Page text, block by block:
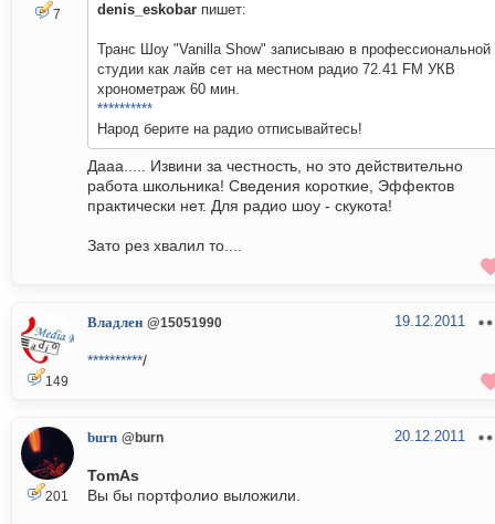
7 denis_eskobar пишет:
Транс Шоу "Vanilla Show" записываю в профессиональной
студии как лайв сет на местном радио 72.41 FM УКВ
хронометраж 60 мин.
**********
Народ берите на радио отписывайтесь!
Дааа..... Извини за честность, но это действительно
работа школьника! Сведения короткие, Эффектов
практически нет. Для радио шоу - скукота!
Зато рез хвалил то....
149
Владлен @15051990 19.12.2011
**********/
201
burn @burn 20.12.2011
TomAs
Вы бы портфолио выложили.